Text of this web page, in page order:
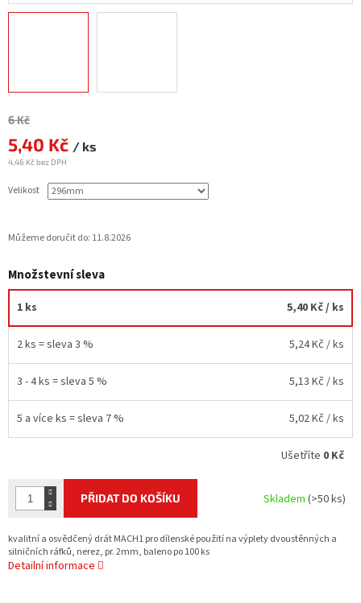
6 Kč
5,40 Kč / ks
4,46 Kč bez DPH
Měrná
Velikost
Můžeme doručit do: 11.8.2026
Množstevní sleva
1 ks 5,40 Kč/ ks
2 ks = sleva 3 % 5,24 Kč / ks
3 - 4 ks = sleva 5 % 5,13 Kč / ks
5 a více ks = sleva 7 % 5,02 Kč / ks
Ušetříte 0 Kč
PŘIDAT DO KOŠÍKU Skladem(>50 ks)
kvalitní a osvědčený drát MACH1 pro dílenské použití na výplety dvoustěnných a
silničních ráfků, nerez, pr. 2mm, baleno po 100 ks
Detailní informace